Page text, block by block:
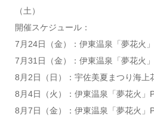
（土）
開催スケジュール：
7月24日（金）：伊東温泉「夢花火
7月31日（金）：伊東温泉「夢花火
8月2日（日）：宇佐美夏まつり海上
8月4日（火）：伊東温泉「夢花火」
8月7日（金）：伊東温泉「夢花火」